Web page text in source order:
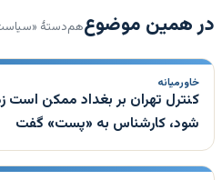
در همین موضوعهم‌دستهٔ
خاورمیانه
کنترل تهران بر بغداد ممکن است
شود، کارشناس به «پست» گفت